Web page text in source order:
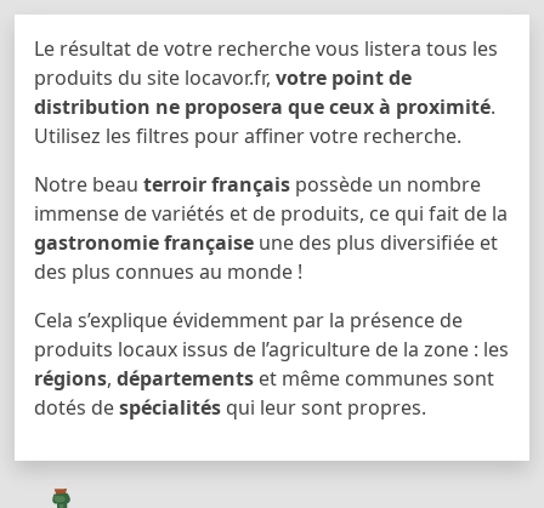
Le résultat de votre recherche vous listera tous les
produits du site locavor.fr, votre point de
distribution ne proposera que ceux à proximité.
Utilisez les filtres pour affiner votre recherche.
Notre beau terroir français possède un nombre
immense de variétés et de produits, ce qui fait de la
gastronomie française une des plus diversifiée et
des plus connues au monde !
Cela s’explique évidemment par la présence de
produits locaux issus de l’agriculture de la zone : les
régions, départements et même communes sont
dotés despécialités qui leur sont propres.